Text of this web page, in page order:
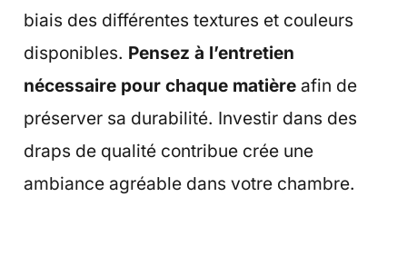
biais des différentes textures et couleurs
disponibles. Pensez à l’entretien
nécessaire pour chaque matièreafin de
préserver sa durabilité. Investir dans des
draps de qualité contribue crée une
ambiance agréable dans votre chambre.